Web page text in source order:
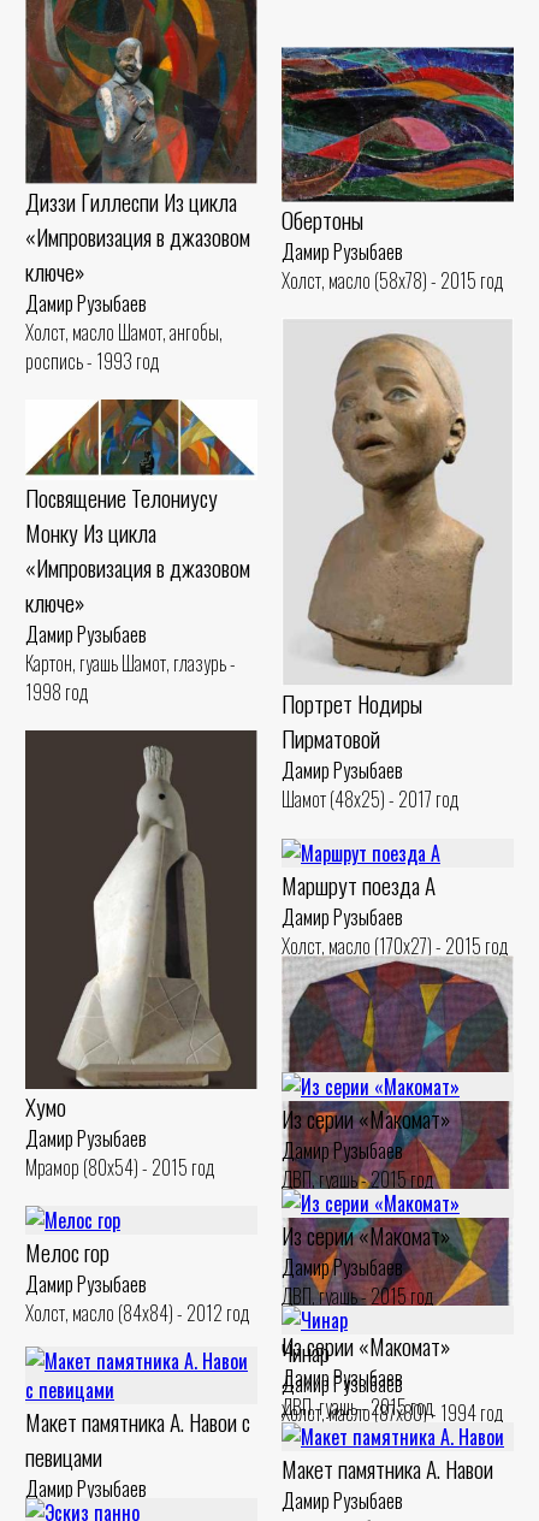
Диззи Гиллеспи Из цикла
«Импровизация в джазовом
ключе»
Дамир Рузыбаев
Холст, масло Шамот, ангобы,
роспись - 1993 год
Обертоны
Дамир Рузыбаев
Холст, масло (58x78) - 2015 год
Портрет Нодиры
Пирматовой
Дамир Рузыбаев
Шамот (48x25) - 2017 год
Посвящение Телониусу
Монку Из цикла
«Импровизация в джазовом
ключе»
Дамир Рузыбаев
Картон, гуашь Шамот, глазурь -
1998 год
Хумо
Дамир Рузыбаев
Мрамор (80x54) - 2015 год
Маршрут поезда А
Дамир Рузыбаев
Холст, масло (170x27) - 2015 год
Из серии «Макомат»
Дамир Рузыбаев
ДВП, гуашь - 2015 год
Из серии «Макомат»
Дамир Рузыбаев
ДВП, гуашь - 2015 год
Из серии «Макомат»
Дамир Рузыбаев
ДВП, гуашь - 2015 год
Мелос гор
Дамир Рузыбаев
Холст, масло (84x84) - 2012 год
Чинар
Дамир Рузыбаев
Холст, масло (87x80) - 1994 год
Макет памятника А. Навои с
певицами
Дамир Рузыбаев
Макет памятника А. Навои
Дамир Рузыбаев